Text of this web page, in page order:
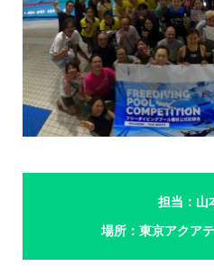
担当：山
場所：東京アクア